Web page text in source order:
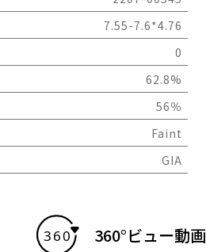
7.55-7.6*4.76
0
62.8%
56％
Faint
GIA
360°ビュー動画